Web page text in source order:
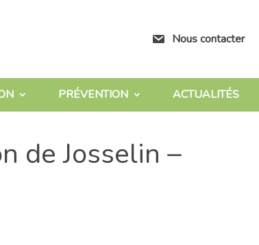
Nous contacter
PRÉVENTION ACTUALITÉS
de Josselin –